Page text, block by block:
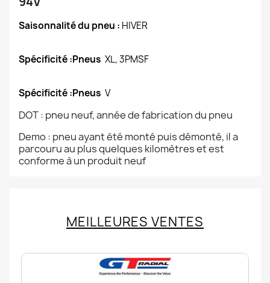
Saisonnalité du pneu : HIVER
Spécificité :Pneus XL, 3PMSF
Spécificité :Pneus V
DOT : pneu neuf, année de fabrication du pneu
Demo : pneu ayant été monté puis démonté, il a
parcouru au plus quelques kilomètres et est
conforme à un produit neuf
MEILLEURES VENTES